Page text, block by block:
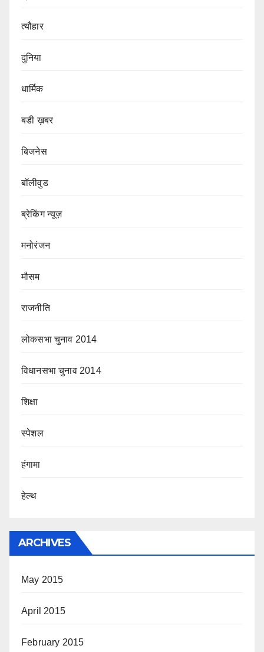
त्यौहार
दुनिया
धार्मिक
बडी ख़बर
बिजनेस
बॉलीवुड
ब्रेकिंग न्यूज़
मनोरंजन
मौसम
राजनीति
लोकसभा चुनाव 2014
विधानसभा चुनाव 2014
शिक्षा
स्पेशल
हंगामा
हेल्थ
ARCHIVES
May 2015
April 2015
February 2015